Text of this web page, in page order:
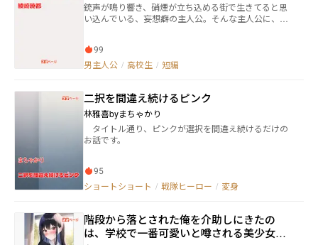
銃声が鳴り響き、硝煙が立ち込める街で生きてると思
い込んでいる、妄想癖の主人公。そんな主人公に、周
99
男主人公 / 高校生 / 短編
二択を間違え続けるピンク
林雅喜byまちゃかり
タイトル通り、ピンクが選択を間違え続けるだけの
お話です。
95
ショートショート / 戦隊ヒーロー / 変身
階段から落とされた俺を介助しにきたの
は、学校で一番可愛いと噂される美少女だ